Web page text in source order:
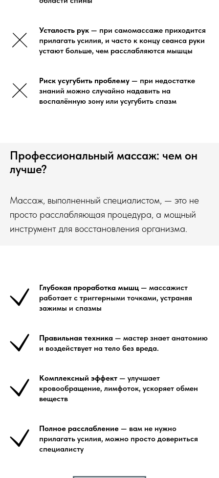
Усталость рук — при самомассаже приходится
прилагать усилия, и часто к концу сеанса руки
устают больше, чем расслабляются мышцы
Риск усугубить проблему — при недостатке
знаний можно случайно надавить на
воспалённую зону или усугубить спазм
Профессиональный массаж: чем он
лучше?
Массаж, выполненный специалистом, — это не
просто расслабляющая процедура, а мощный
инструмент для восстановления организма.
Глубокая проработка мышц — массажист
работает с триггерными точками, устраняя
зажимы и спазмы
Правильная техника — мастер знает анатомию
и воздействует на тело без вреда.
Комплексный эффект — улучшает
кровообращение, лимфоток, ускоряет обмен
веществ
Полное расслабление — вам не нужно
прилагать усилия, можно просто довериться
специалисту